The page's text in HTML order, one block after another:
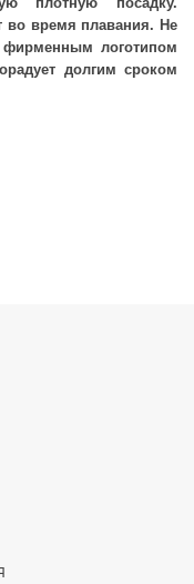
во время плавания. Не
фирменным логотипом
долгим сроком